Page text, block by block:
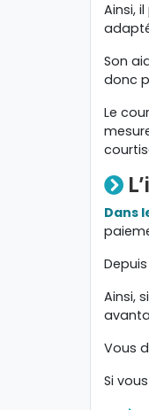
Ainsi,
Son
donc
Le
Dans
Ainsi,
Vous
Si